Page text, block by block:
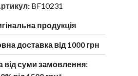
BF10231
продукція
доставка від 1000 грн
від суми замовлення: